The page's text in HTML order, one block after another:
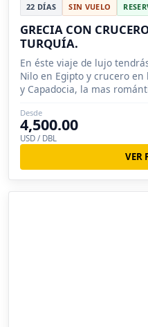
22 DÍAS SIN VUELO
GRECIA CON
TURQUÍA.
En éste viaje de lujo
Nilo en Egipto y crucero
y Capadocia, la mas
Desde
4,500.00
USD / DBL
VER